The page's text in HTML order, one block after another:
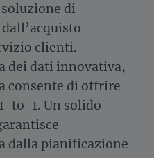
di
clienti.
dei dati innovativa,
consente di offrire
to-1. Un solido
dalla pianificazione